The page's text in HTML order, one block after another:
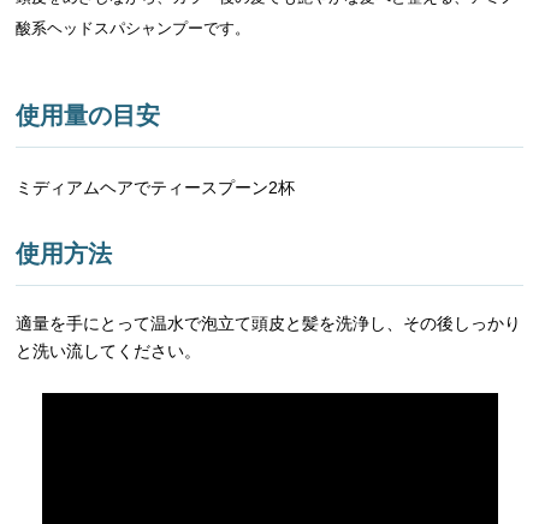
酸系ヘッドスパシャンプーです。
使用量の目安
ミディアムヘアでティースプーン2杯
使用方法
適量を手にとって温水で泡立て頭皮と髪を洗浄し、その後しっかり
と洗い流してください。